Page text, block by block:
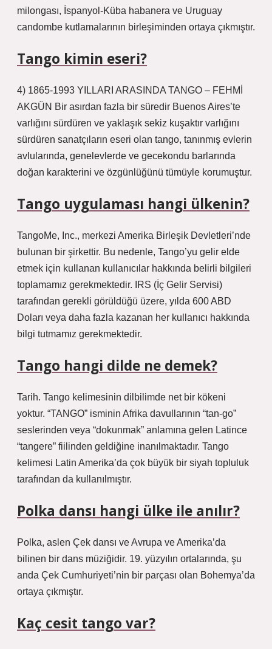
milongası, İspanyol-Küba habanera ve Uruguay
candombe kutlamalarının birleşiminden ortaya çıkmıştır.
Tango kimin eseri?
4) 1865-1993 YILLARI ARASINDA TANGO – FEHMİ
AKGÜN Bir asırdan fazla bir süredir Buenos Aires’te
varlığını sürdüren ve yaklaşık sekiz kuşaktır varlığını
sürdüren sanatçıların eseri olan tango, tanınmış evlerin
avlularında, genelevlerde ve gecekondu barlarında
doğan karakterini ve özgünlüğünü tümüyle korumuştur.
Tango uygulaması hangi ülkenin?
TangoMe, Inc., merkezi Amerika Birleşik Devletleri’nde
bulunan bir şirkettir. Bu nedenle, Tango’yu gelir elde
etmek için kullanan kullanıcılar hakkında belirli bilgileri
toplamamız gerekmektedir. IRS (İç Gelir Servisi)
tarafından gerekli görüldüğü üzere, yılda 600 ABD
Doları veya daha fazla kazanan her kullanıcı hakkında
bilgi tutmamız gerekmektedir.
Tango hangi dilde ne demek?
Tarih. Tango kelimesinin dilbilimde net bir kökeni
yoktur. “TANGO” isminin Afrika davullarının “tan-go”
seslerinden veya “dokunmak” anlamına gelen Latince
“tangere” fiilinden geldiğine inanılmaktadır. Tango
kelimesi Latin Amerika’da çok büyük bir siyah topluluk
tarafından da kullanılmıştır.
Polka dansı hangi ülke ile anılır?
Polka, aslen Çek dansı ve Avrupa ve Amerika’da
bilinen bir dans müziğidir. 19. yüzyılın ortalarında, şu
anda Çek Cumhuriyeti’nin bir parçası olan Bohemya’da
ortaya çıkmıştır.
Kaç cesit tango var?